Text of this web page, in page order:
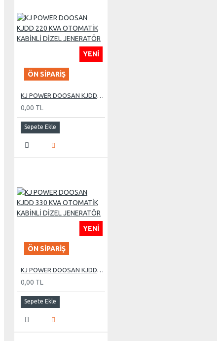
YENI
ÖN SIPARIŞ
KJ POWER DOOSAN KJDD 220 KVA OTOMATİK KABİNLİ DİZEL JENERATÖR
0,00 TL
Sepete Ekle
YENI
ÖN SIPARIŞ
KJ POWER DOOSAN KJDD 330 KVA OTOMATİK KABİNLİ DİZEL JENERATÖR
0,00 TL
Sepete Ekle